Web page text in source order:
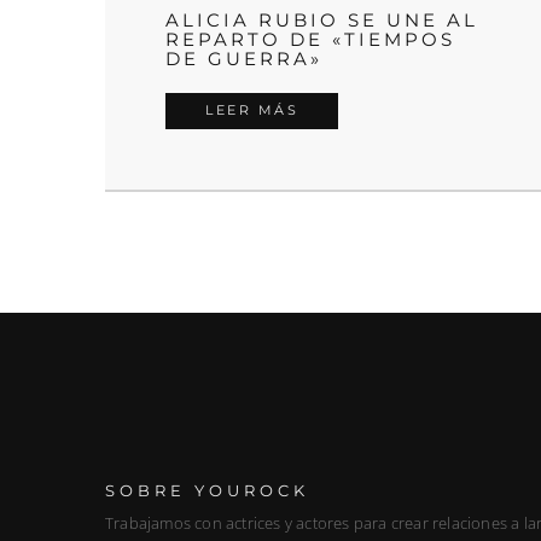
ALICIA RUBIO SE UNE AL
REPARTO DE «TIEMPOS
DE GUERRA»
LEER MÁS
SOBRE YOUROCK
Trabajamos con actrices y actores para crear relaciones a